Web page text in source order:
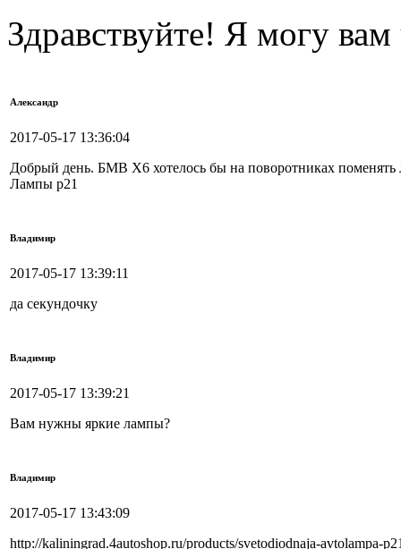
Здравствуйте! Я могу
Александр
2017-05-17 13:36:04
Добрый день. БМВ Х6 хотелось бы на поворотниках
Лампы р21
Владимир
2017-05-17 13:39:11
да секундочку
Владимир
2017-05-17 13:39:21
Вам нужны яркие лампы?
Владимир
2017-05-17 13:43:09
http://kaliningrad.4autoshop.ru/products/svetodiodnaja-avtolampa-